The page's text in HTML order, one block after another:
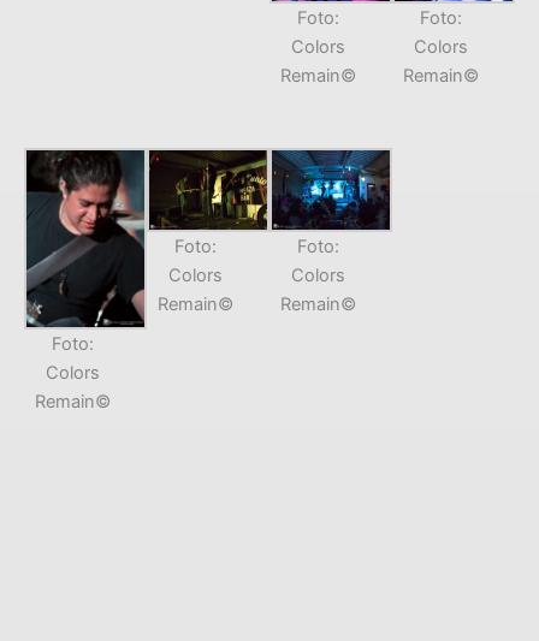
Foto:
Colors
Remain©
Foto:
Colors
Remain©
Foto:
Colors
Remain©
Foto:
Colors
Remain©
Foto:
Colors
Remain©